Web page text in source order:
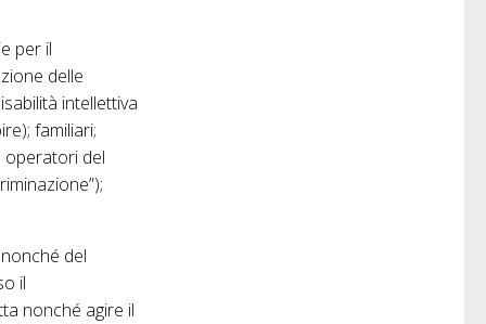
per il
delle
intellettiva
familiari;
operatori del
del
il
nonché agire il